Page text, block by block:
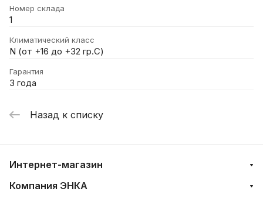
Номер склада
1
Климатический класс
N (от +16 до +32 гр.С)
Гарантия
3 года
Назад к списку
Интернет-магазин
Компания ЭНКА